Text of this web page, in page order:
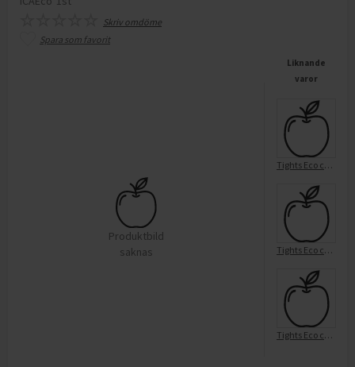
Skriv omdöme
Spara som favorit
Produktbild
saknas
Liknande
varor
Tights Eco cable greymel,122/128
Tights Eco cable greymel,110/116
Tights Eco cable offwhite,146/152